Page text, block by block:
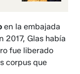
en la embajada
2017, Glas había
fue liberado
corpus que